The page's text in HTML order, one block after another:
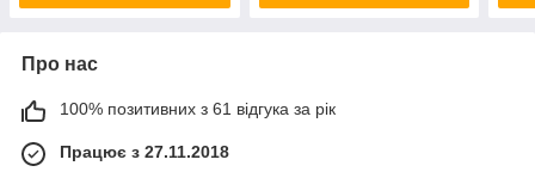
Про нас
100% позитивних з 61 відгука за рік
Працює з 27.11.2018